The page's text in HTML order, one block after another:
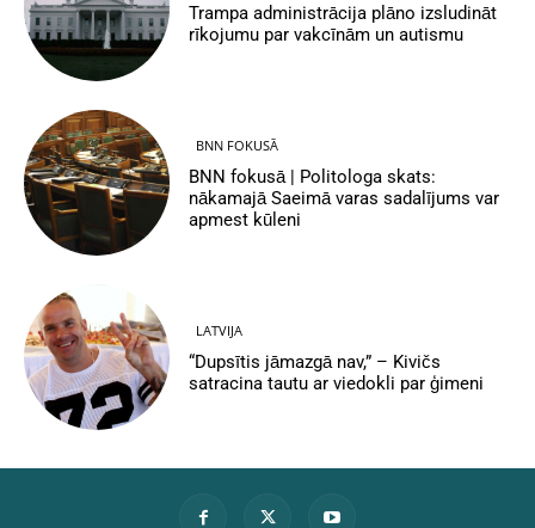
Trampa administrācija plāno izsludināt
rīkojumu par vakcīnām un autismu
BNN FOKUSĀ
BNN fokusā | Politologa skats:
nākamajā Saeimā varas sadalījums var
apmest kūleni
LATVIJA
“Dupsītis jāmazgā nav,” – Kivičs
satracina tautu ar viedokli par ģimeni